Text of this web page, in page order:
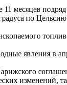
месяцев
по
явления в
изменений,